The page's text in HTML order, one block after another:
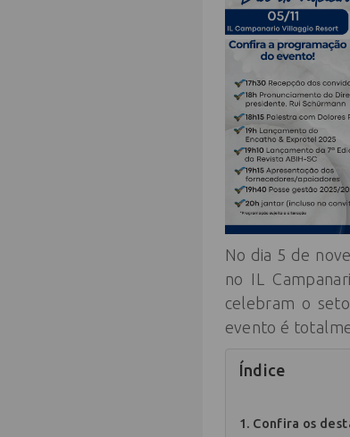
No dia 5 de
no IL
celebram o
evento é
Índice
Confira os